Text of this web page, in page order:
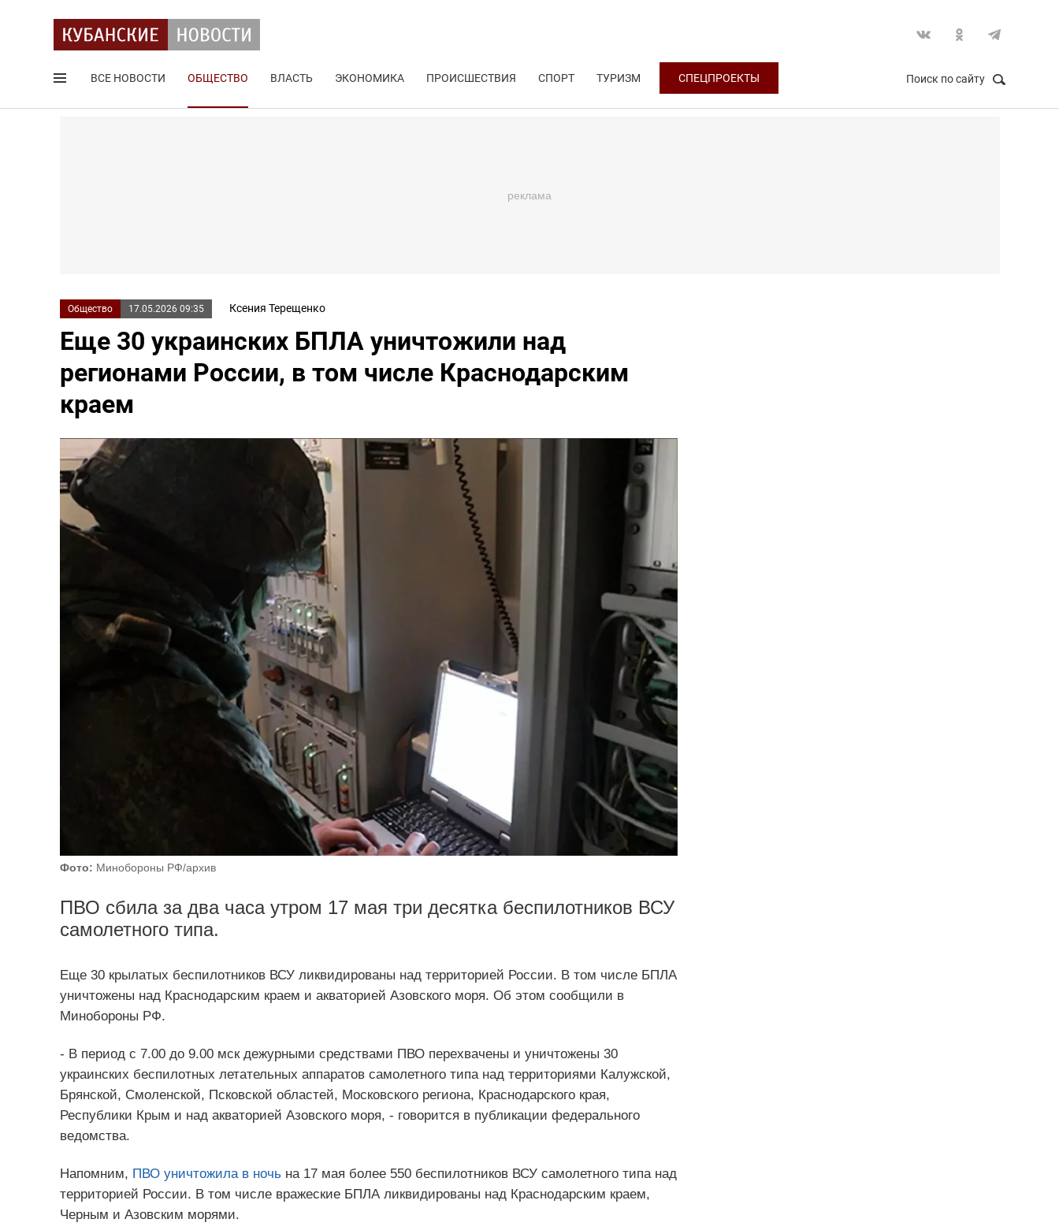
ВСЕ НОВОСТИ ОБЩЕСТВО ВЛАСТЬ ЭКОНОМИКА ПРОИСШЕСТВИЯ СПОРТ ТУРИЗМ СПЕЦПРОЕКТЫ Поиск по сайту
Общество 17.05.2026 09:35 Ксения Терещенко
Еще 30 украинских БПЛА уничтожили над
регионами России, в том числе Краснодарским
краем
Фото: Минобороны РФ/архив
ПВО сбила за два часа утром 17 мая три десятка беспилотников ВСУ
самолетного типа.
Еще 30 крылатых беспилотников ВСУ ликвидированы над территорией России. В том числе БПЛА
уничтожены над Краснодарским краем и акваторией Азовского моря. Об этом сообщили в
Минобороны РФ.
- В период с 7.00 до 9.00 мск дежурными средствами ПВО перехвачены и уничтожены 30
украинских беспилотных летательных аппаратов самолетного типа над территориями Калужской,
Брянской, Смоленской, Псковской областей, Московского региона, Краснодарского края,
Республики Крым и над акваторией Азовского моря, - говорится в публикации федерального
ведомства.
Напомним, ПВО уничтожила в ночьна 17 мая более 550 беспилотников ВСУ самолетного типа над
территорией России. В том числе вражеские БПЛА ликвидированы над Краснодарским краем,
Черным и Азовским морями.